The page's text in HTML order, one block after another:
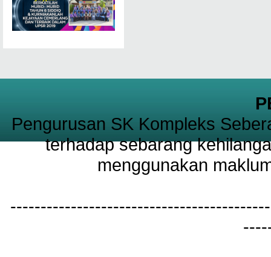
Pengurusan SK Kompleks
terhadap sebarang
menggunakan